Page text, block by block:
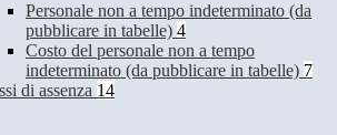
Personale non a tempo indeterminato (da
pubblicare in tabelle) 4
Costo del personale non a tempo
indeterminato (da pubblicare in tabelle) 7
di assenza 14